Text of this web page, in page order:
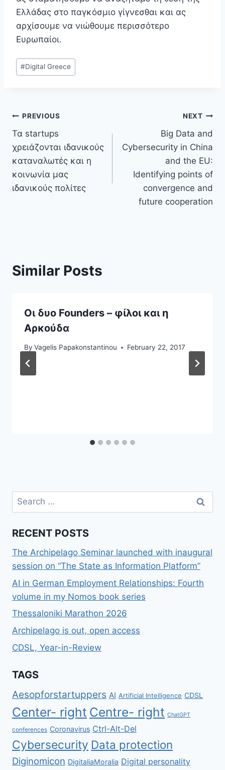
Ελλάδας στο παγκόσμιο γίγνεσθαι και ας
αρχίσουμε να νιώθουμε περισσότερο
Ευρωπαίοι.
Post
Tags:
#Digital Greece
Post
navigation
PREVIOUS
Τα startups
χρειάζονται ιδανικούς
καταναλωτές και η
κοινωνία μας
ιδανικούς πολίτες
NEXT
Big Data and
Cybersecurity in China
and the EU:
Identifying points of
convergence and
future cooperation
Similar Posts
Οι δυο Founders – φίλοι και η
Αρκούδα
By Vagelis Papakonstantinou February 22, 2017
Search
for:
RECENT POSTS
The Archipelago Seminar launched with inaugural
session on “The State as Information Platform”
AI in German Employment Relationships: Fourth
volume in my Nomos book series
Thessaloniki Marathon 2026
Archipelago is out, open access
CDSL, Year-in-Review
TAGS
Aesopforstartuppers AI Artificial Intelligence CDSL
Center- right Centre- right ChatGPT
conferences Coronavirus Ctrl-Alt-Del
Cybersecurity Data protection
Diginomicon DigitaliaMoralia Digital personality